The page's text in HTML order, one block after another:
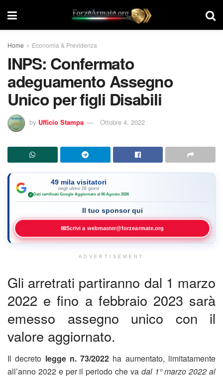
Home Economia & Previdenza
INPS: Confermato
adeguamento Assegno
Unico per figli Disabili
by Ufficio Stampa Ottobre 4, 2022
49 mila visitatori
negli ultimi 28 giorni
✓ Dati certificati Google·Aggiornato al 06 Agosto 2026
Il tuo sponsor qui
✉Scrivi a webmaster@forzearmate.org
ADVERTISEMENT
Gli arretrati partiranno dal 1 marzo
2022 e fino a febbraio 2023 sarà
emesso assegno unico con il
valore aggiornato.
Il decreto legge n. 73/2022 ha aumentato, limitatamente
all’anno 2022 e per il periodo che va dal 1° marzo 2022 al